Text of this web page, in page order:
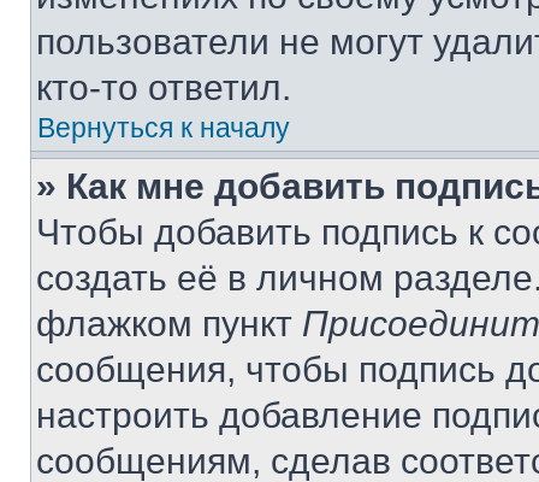
пользователи не могут
кто-то ответил.
Вернуться к началу
» Как мне добавить
Чтобы добавить подпись к
создать её в личном
флажком пункт
сообщения, чтобы подпись
настроить добавление
сообщениям, сделав